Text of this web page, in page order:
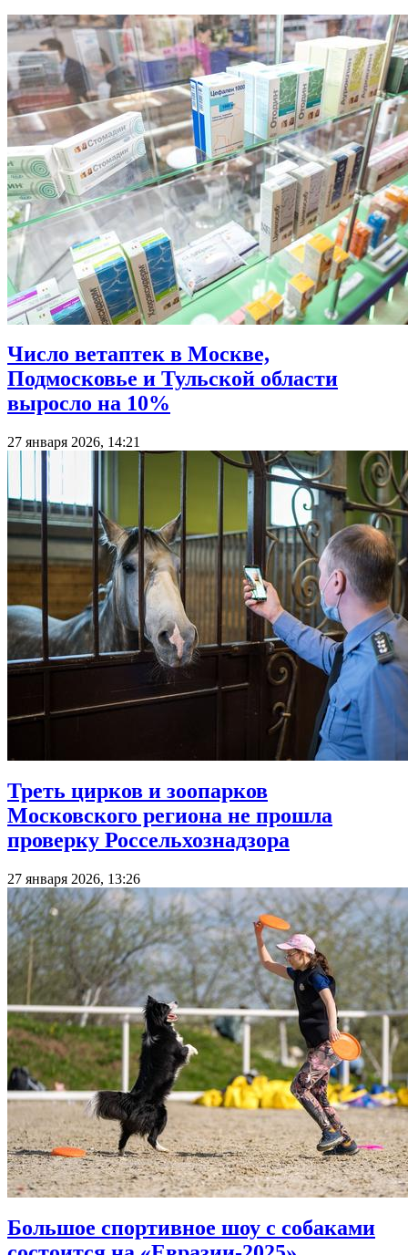
Число ветаптек в Москве,
Подмосковье и Тульской области
выросло на 10%
27 января 2026, 14:21
Треть цирков и зоопарков
Московского региона не прошла
проверку Россельхознадзора
27 января 2026, 13:26
Большое спортивное шоу с собаками